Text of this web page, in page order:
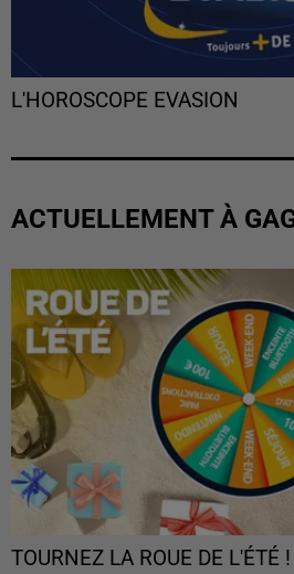
L'HOROSCOPE EVASION
ACTUELLEMENT À
TOURNEZ LA ROUE DE L'ÉTÉ !